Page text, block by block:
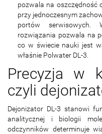
pozwala na oszczędność
przy jednoczesnym
portów serwisowych.
rozwiązania pozwala na
co w świecie nauki jest
właśnie Polwater DL-3.
Precyzja w
czyli
Dejonizator DL-3 stanowi
analitycznej i biologii
odczynników determinuje